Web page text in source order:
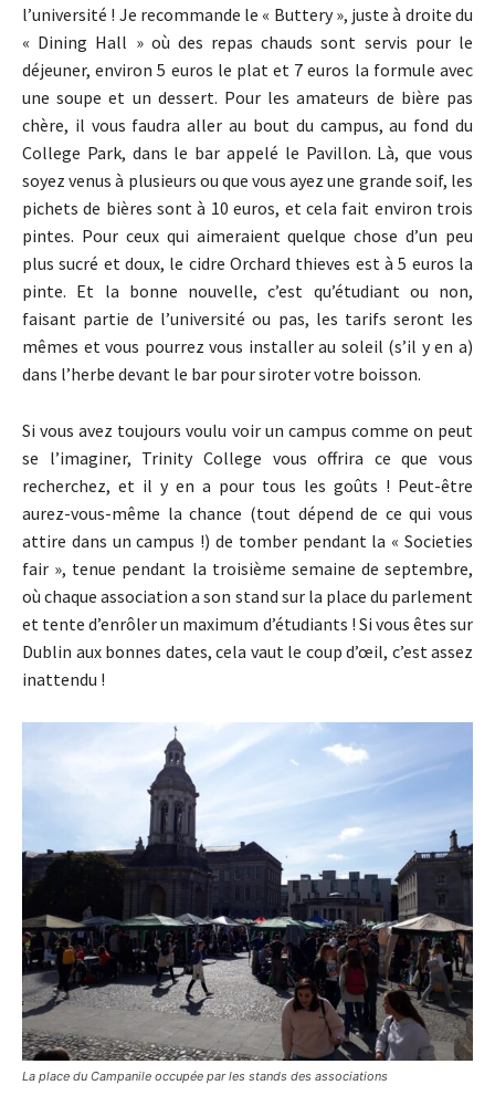
l’université ! Je recommande le « Buttery », juste à droite du
« Dining Hall » où des repas chauds sont servis pour le
déjeuner, environ 5 euros le plat et 7 euros la formule avec
une soupe et un dessert. Pour les amateurs de bière pas
chère, il vous faudra aller au bout du campus, au fond du
College Park, dans le bar appelé le Pavillon. Là, que vous
soyez venus à plusieurs ou que vous ayez une grande soif, les
pichets de bières sont à 10 euros, et cela fait environ trois
pintes. Pour ceux qui aimeraient quelque chose d’un peu
plus sucré et doux, le cidre Orchard thieves est à 5 euros la
pinte. Et la bonne nouvelle, c’est qu’étudiant ou non,
faisant partie de l’université ou pas, les tarifs seront les
mêmes et vous pourrez vous installer au soleil (s’il y en a)
dans l’herbe devant le bar pour siroter votre boisson.
Si vous avez toujours voulu voir un campus comme on peut
se l’imaginer, Trinity College vous offrira ce que vous
recherchez, et il y en a pour tous les goûts ! Peut-être
aurez-vous-même la chance (tout dépend de ce qui vous
attire dans un campus !) de tomber pendant la « Societies
fair », tenue pendant la troisième semaine de septembre,
où chaque association a son stand sur la place du parlement
et tente d’enrôler un maximum d’étudiants ! Si vous êtes sur
Dublin aux bonnes dates, cela vaut le coup d’œil, c’est assez
inattendu !
La place du Campanile occupée par les stands des associations